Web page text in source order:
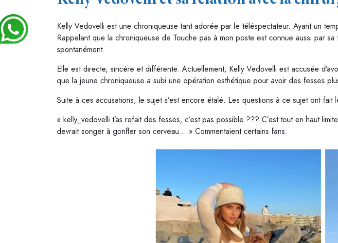
Kelly Vedovelli est une chroniqueuse tant adorée par le téléspectateur. Ayant un
Rappelant que la chroniqueuse de Touche pas à mon poste est connue aussi par
spontanément.
Elle est directe, sincère et différente. Actuellement, Kelly Vedovelli est accusée
que la jeune chroniqueuse a subi une opération esthétique pour avoir des fesses
Suite à ces accusations, le sujet s’est encore étalé. Les questions à ce sujet ont
« kelly_vedovelli t’as refait des fesses, c’est pas possible ??? C’est tout en haut
devrait songer à gonfler son cerveau… » Commentaient certains fans.